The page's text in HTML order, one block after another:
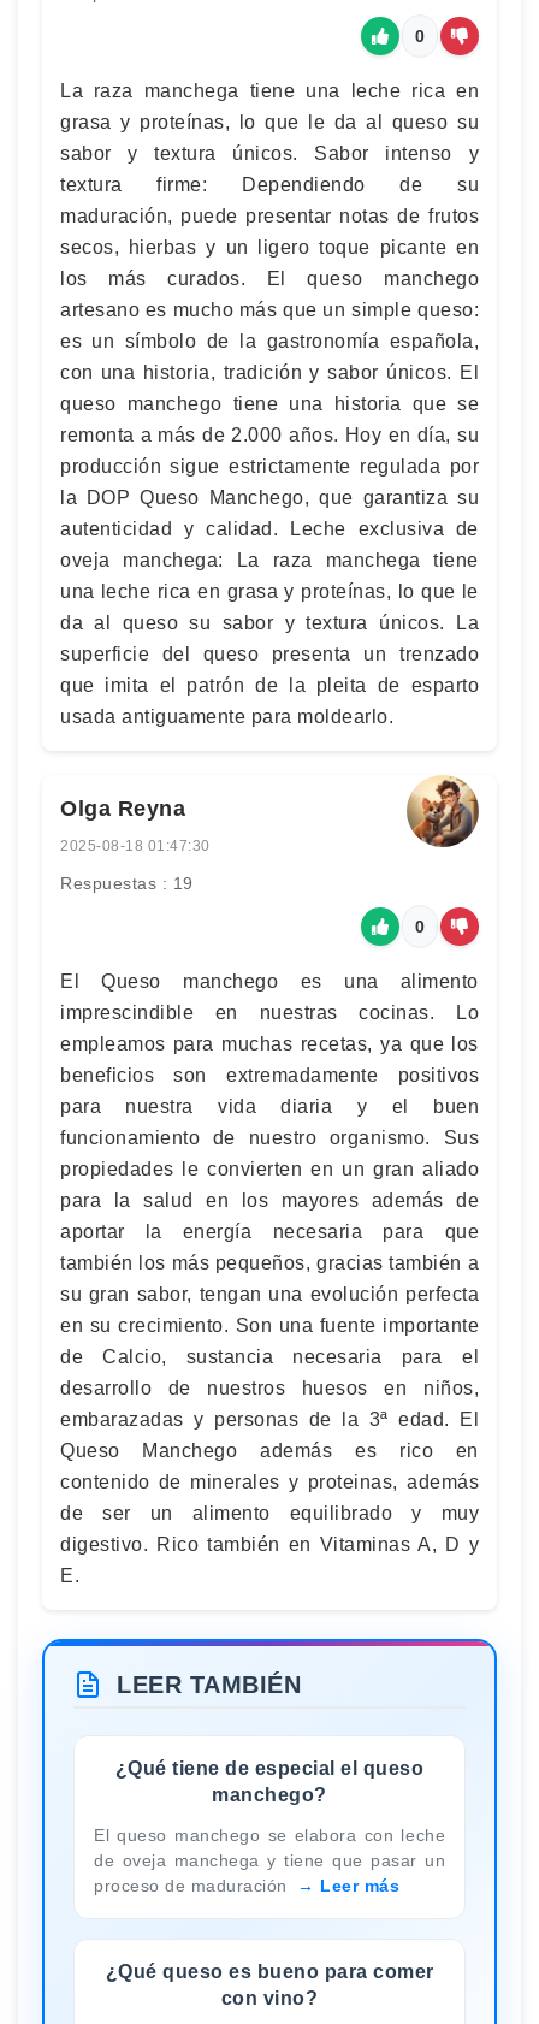
0
La raza manchega tiene una leche rica en
grasa y proteínas, lo que le da al queso su
sabor y textura únicos. Sabor intenso y
textura firme: Dependiendo de su
maduración, puede presentar notas de frutos
secos, hierbas y un ligero toque picante en
los más curados. El queso manchego
artesano es mucho más que un simple queso:
es un símbolo de la gastronomía española,
con una historia, tradición y sabor únicos. El
queso manchego tiene una historia que se
remonta a más de 2.000 años. Hoy en día, su
producción sigue estrictamente regulada por
la DOP Queso Manchego, que garantiza su
autenticidad y calidad. Leche exclusiva de
oveja manchega: La raza manchega tiene
una leche rica en grasa y proteínas, lo que le
da al queso su sabor y textura únicos. La
superficie del queso presenta un trenzado
que imita el patrón de la pleita de esparto
usada antiguamente para moldearlo.
Olga Reyna
2025-08-18 01:47:30
Respuestas : 19
0
El Queso manchego es una alimento
imprescindible en nuestras cocinas. Lo
empleamos para muchas recetas, ya que los
beneficios son extremadamente positivos
para nuestra vida diaria y el buen
funcionamiento de nuestro organismo. Sus
propiedades le convierten en un gran aliado
para la salud en los mayores además de
aportar la energía necesaria para que
también los más pequeños, gracias también a
su gran sabor, tengan una evolución perfecta
en su crecimiento. Son una fuente importante
de Calcio, sustancia necesaria para el
desarrollo de nuestros huesos en niños,
embarazadas y personas de la 3ª edad. El
Queso Manchego además es rico en
contenido de minerales y proteinas, además
de ser un alimento equilibrado y muy
digestivo. Rico también en Vitaminas A, D y
E.
LEER TAMBIÉN
¿Qué tiene de especial el queso
manchego?
El queso manchego se elabora con leche
de oveja manchega y tiene que pasar un
proceso de maduración
Leer más
¿Qué queso es bueno para comer
con vino?